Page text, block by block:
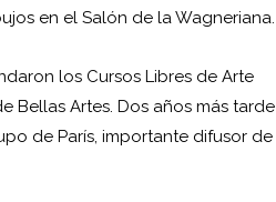
en el Salón de la Wagneriana.
los Cursos Libres de Arte
Bellas Artes. Dos años más tarde
de París, importante difusor de